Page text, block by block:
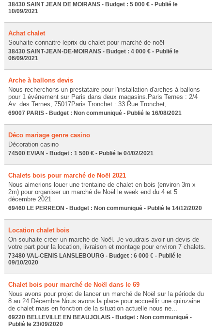
38430 SAINT JEAN DE MOIRANS - Budget : 5 000 € - Publié le
10/09/2021
Achat chalet
Souhaite connaitre leprix du chalet pour marché de noël
38430 SAINT-JEAN-DE-MOIRANS - Budget : 4 000 € - Publié le
06/09/2021
Arche à ballons devis
Nous recherchons un prestataire pour l'installation d'arches à ballons
pour 1 événement sur Paris dans deux magasins.Paris Ternes : 2/4
Av. des Ternes, 75017Paris Tronchet : 33 Rue Tronchet,...
69007 PARIS - Budget : Non communiqué - Publié le 16/08/2021
Déco mariage genre casino
Décoration casino
74500 EVIAN - Budget : 1 500 € - Publié le 04/02/2021
Chalets bois pour marché de Noël 2021
Nous aimerions louer une trentaine de chalet en bois (environ 3m x
2m) pour organiser un marché de Noël le week end du 4 et 5
décembre 2021
69460 LE PERREON - Budget : Non communiqué - Publié le 14/12/2020
Location chalet bois
On souhaite créer un marché de Noël. Je voudrais avoir un devis de
votre part pour la location, livraison et montage pour environ 7 chalets.
73480 VAL-CENIS LANSLEBOURG - Budget : 6 000 € - Publié le
09/10/2020
Chalet bois pour marché de Noël dans le 69
Nous avons pour projet de lancer un marché de Noël sur la période du
8 au 24 Décembre.Nous avons la place pour accueillir une quinzaine
de chalet mais en fonction de la situation actuelle nous ne...
69220 BELLEVILLE EN BEAUJOLAIS - Budget : Non communiqué -
Publié le 23/09/2020